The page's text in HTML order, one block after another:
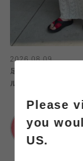
2026.08.09
足の汗も痛みもコレで
ルガード】
イオン
Please
you
US.